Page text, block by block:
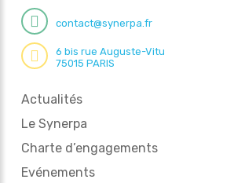
contact@synerpa.fr
6 bis rue Auguste-Vitu
75015 PARIS
Actualités
Le Synerpa
Charte d’engagements
Evénements